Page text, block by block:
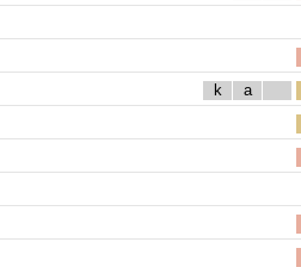
k a